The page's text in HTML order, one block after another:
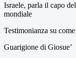
Israele, parla il capo
mondiale
Testimonianza su
Guarigione di Giosue’